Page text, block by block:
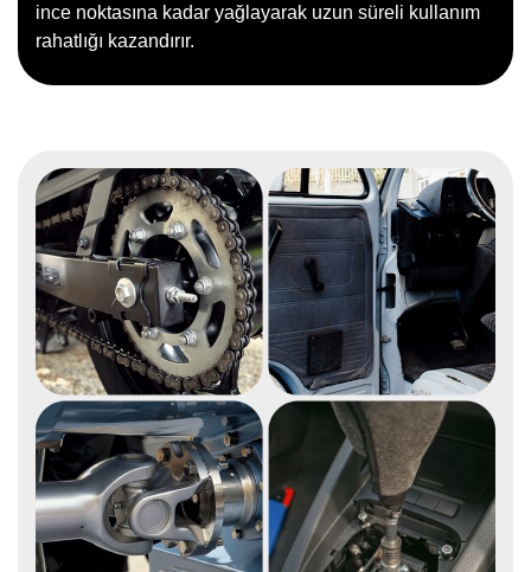
ince noktasına kadar yağlayarak uzun süreli kullanım
rahatlığı kazandırır.